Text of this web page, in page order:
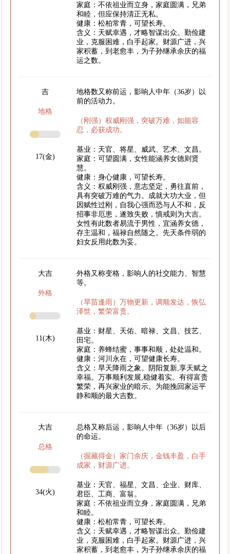
家庭：不依祖业而立身，家庭圆满，兄弟
和睦，但应保持清正无私。
健康：松柏常青，可望长寿。
含义：天赋幸遇，才略智谋出众。勤俭建
业，克服困难，白手起家。财源广进，兴
家积蓄，到老愈丰，为子孙继承余庆的福
运之数。
吉
地格
17(金)
地格数又称前运，影响人中年（36岁）以
前的活动力。
（刚强）权威刚强，突破万难，如能容
忍，必获成功。
基业：天官、将星、威武、艺术、文昌。
家庭：可望圆满，女性能涵养女德则贤
慧。
健康：身心健康，可望长寿。
含义：权威刚强，意志坚定，勇往直前，
具有突破万难的气力。成就大功大业，但
因赋性过刚，自我心强而恐与人不和，反
招事非厄患，遂致失败，慎戒则为大吉。
女性有此数者易流于男性，宜涵养女德，
存主温和，福禄自然随之。先天条件弱的
妇女反用此数为妥。
大吉
外格
11(木)
外格又称变格，影响人的社交能力、智慧
等。
（旱苗逢雨）万物更新，调顺发达，恢弘
泽世，繁荣富贵。
基业：财星、天佑、暗禄、文昌、技艺、
田宅。
家庭：养蜂结蜜，事事和顺，处处温和。
健康：河川永在，可望健康长寿。
含义：旱天降雨之象。阴阳复新,享天赋之
幸福。万事顺利发展,稳健着实。有得富贵
繁荣，再兴家业的暗示。为能挽回家运平
静和顺的最大吉数。
大吉
总格
34(火)
总格又称后运，影响人中年（36岁）以后
的命运。
（掘藏得金）家门余庆，金钱丰盈，白手
成家，财源广进。
基业：天官、福星、文昌、企业、财库、
君臣、工商、富翁。
家庭：不依祖业而立身，家庭圆满，兄弟
和睦。
健康：松柏常青，可望长寿。
含义：天赋幸遇，才略智谋出众。勤俭建
业，克服困难，白手起家。财源广进，兴
家积蓄，到老愈丰，为子孙继承余庆的福